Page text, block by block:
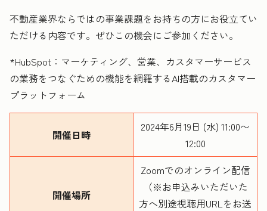
不動産業界ならではの事業課題をお持ちの方にお役立てい
ただける内容です。 ぜひこの機会にご参加ください。
*HubSpot：マーケティング、営業、カスタマーサービス
の業務をつなぐための機能を網羅するAI搭載のカスタマー
プラットフォーム
開催日時
2024年6月19日 (水) 11:00〜
12:00
開催場所
Zoomでのオンライン配信
（※お申込みいただいた
方へ別途視聴用URLをお送